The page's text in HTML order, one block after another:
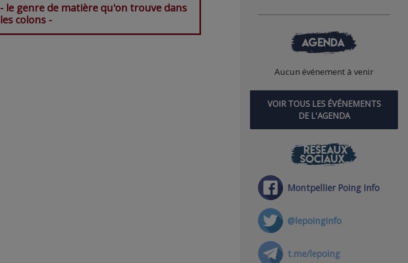
- le genre de matière qu'on trouve dans
les colons -
AGENDA
Aucun événement à venir
VOIR TOUS LES ÉVÉNEMENTS
DE L'AGENDA
RÉSEAUX
SOCIAUX
Montpellier Poing Info
@lepoinginfo
t.me/lepoing